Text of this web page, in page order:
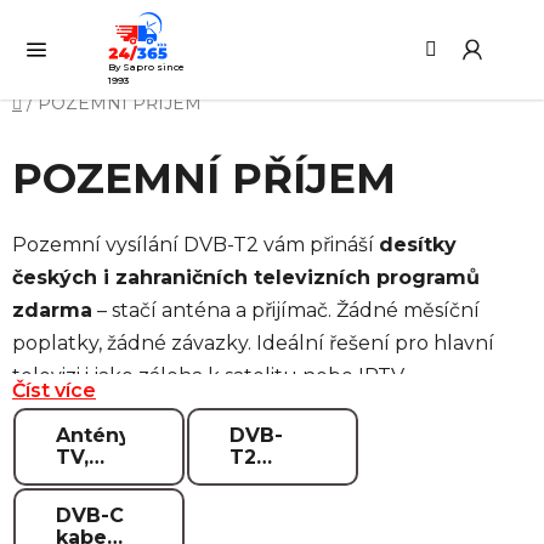
obsah
By Sapro since
1993
Domů
/ POZEMNÍ PŘÍJEM
POZEMNÍ PŘÍJEM
Pozemní vysílání DVB-T2 vám přináší desítky
českých i zahraničních televizních programů
zdarma – stačí anténa a přijímač. Žádné měsíční
poplatky, žádné závazky. Ideální řešení pro hlavní
televizi i jako záloha k satelitu nebo IPTV.
Vyberte si podle vašich podmínek:
Pro příjem v místech s dobrým signálem postačí
kompaktní
Číst více
Antény
TV,
FM,
DVB-
DVB-
T2
HEVC
DVB-C
kabelové